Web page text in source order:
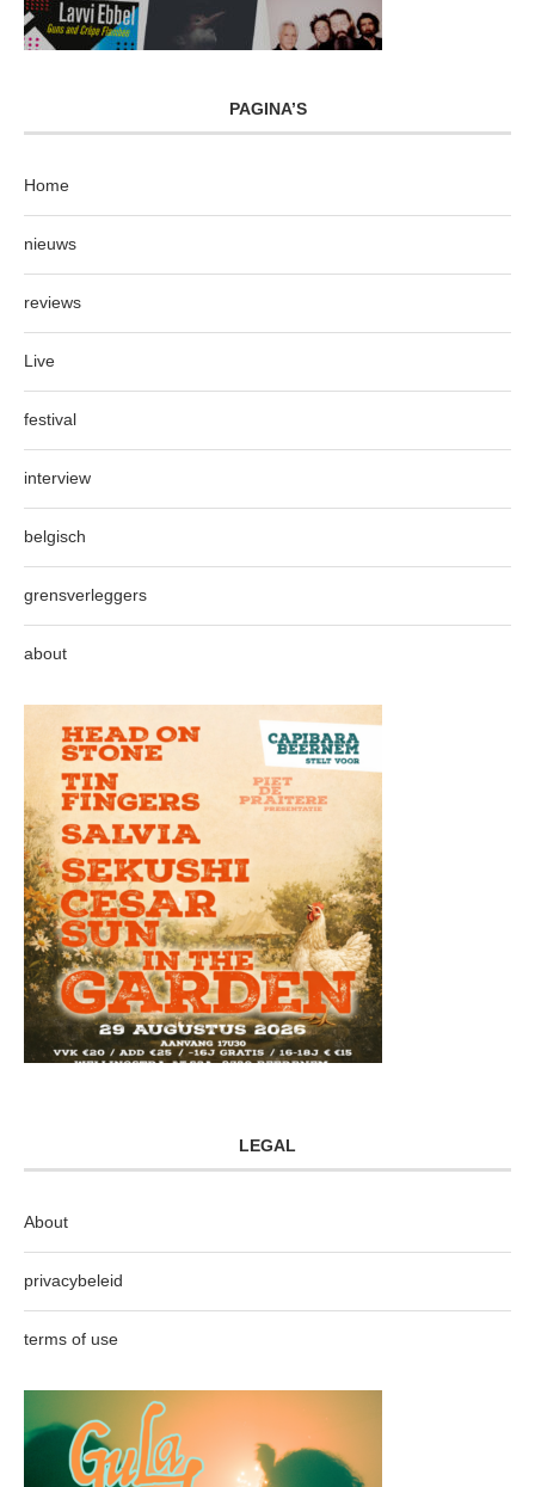
PAGINA’S
Home
nieuws
reviews
Live
festival
interview
belgisch
grensverleggers
about
LEGAL
About
privacybeleid
terms of use